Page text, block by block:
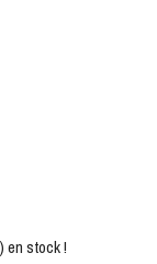
en stock !